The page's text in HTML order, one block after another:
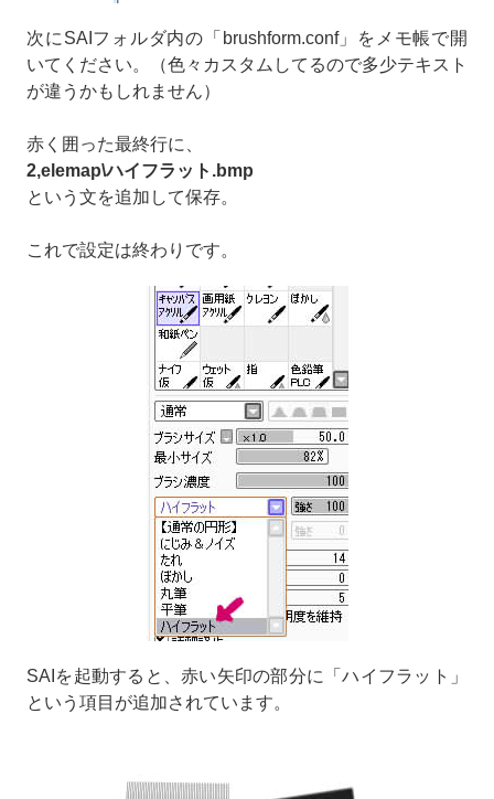
次にSAIフォルダ内の「brushform.conf」をメモ帳で開
いてください。（色々カスタムしてるので多少テキスト
が違うかもしれません）
赤く囲った最終行に、
2,elemap\ハイフラット.bmp
という文を追加して保存。
これで設定は終わりです。
SAIを起動すると、赤い矢印の部分に「ハイフラット」
という項目が追加されています。